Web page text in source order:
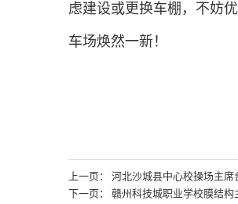
虑建设或更换车棚，不妨
车场焕然一新！
上一页： 河北沙城县中心校操场主
下一页： 赣州科技城职业学校膜结构